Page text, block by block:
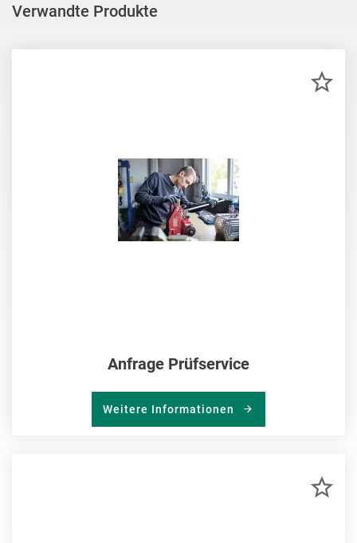
Verwandte Produkte
Anfrage Prüfservice
Weitere Informationen